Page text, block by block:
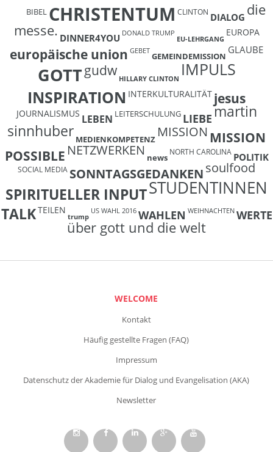
BIBEL CHRISTENTUM CLINTON DIALOG die
messe. DINNER4YOU DONALD TRUMP
EU-LEHRGANG
EUROPA
europäische union GEBET GEMEINDEMISSION
GLAUBE
GOTTgudw HILLARY CLINTON IMPULS
INSPIRATION INTERKULTURALITÄT jesus
JOURNALISMUS LEBEN LEITERSCHULUNG LIEBEmartin
sinnhuber MEDIENKOMPETENZ MISSION MISSION
POSSIBLE NETZWERKEN news
NORTH CAROLINA POLITIK
SOCIAL MEDIA SONNTAGSGEDANKENsoulfood
SPIRITUELLER INPUTSTUDENTINNEN
TALKTEILEN
trump
US WAHL 2016 WAHLEN WEIHNACHTEN WERTE
über gott und die welt
WELCOME
Kontakt
Häufig gestellte Fragen (FAQ)
Impressum
Datenschutz der Akademie für Dialog und Evangelisation (AKA)
Newsletter